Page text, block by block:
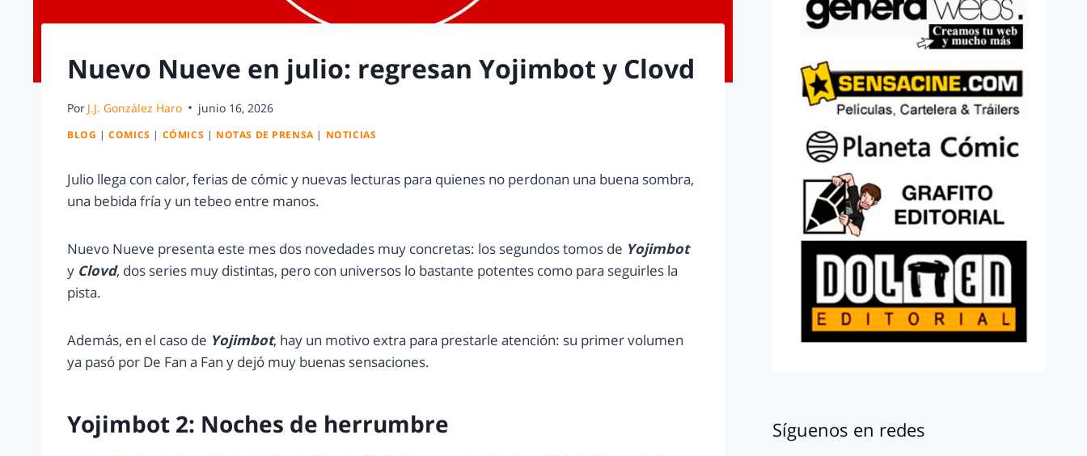
Nuevo Nueve en julio: regresan Yojimbot y Clovd
Por J.J. González Haro junio 16, 2026
BLOG |COMICS | CÓMICS | NOTAS DE PRENSA| NOTICIAS
Julio llega con calor, ferias de cómic y nuevas lecturas para quienes no perdonan una buena sombra,
una bebida fría y un tebeo entre manos.
Nuevo Nueve presenta este mes dos novedades muy concretas: los segundos tomos de Yojimbot
y Clovd, dos series muy distintas, pero con universos lo bastante potentes como para seguirles la
pista.
Además, en el caso de Yojimbot, hay un motivo extra para prestarle atención: su primer volumen
ya pasó por De Fan a Fan y dejó muy buenas sensaciones.
Yojimbot 2: Noches de herrumbre Síguenos en redes